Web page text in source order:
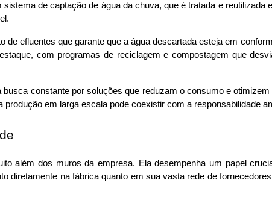
de captação de água da chuva, que é tratada e
de efluentes que garante que a água descartada esteja em
com programas de reciclagem e compostagem que
constante por soluções que reduzam o consumo e
em larga escala pode coexistir com a responsabilidade
além dos muros da empresa. Ela desempenha um papel
diretamente na fábrica quanto em sua vasta rede de